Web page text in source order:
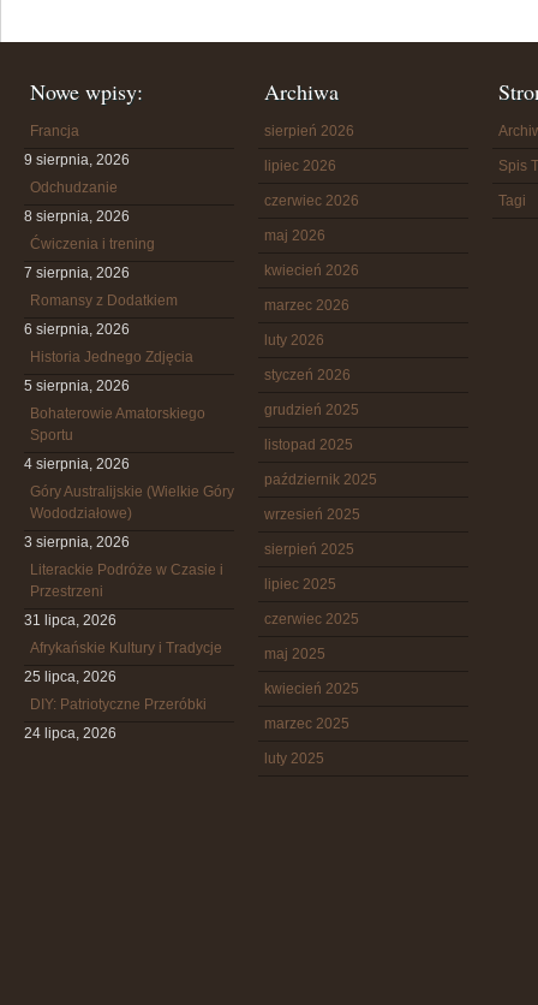
Nowe wpisy:
Francja
9 sierpnia, 2026
Odchudzanie
8 sierpnia, 2026
Ćwiczenia i trening
7 sierpnia, 2026
Romansy z Dodatkiem
6 sierpnia, 2026
Historia Jednego Zdjęcia
5 sierpnia, 2026
Bohaterowie Amatorskiego
Sportu
4 sierpnia, 2026
Góry Australijskie (Wielkie Góry
Wododziałowe)
3 sierpnia, 2026
Literackie Podróże w Czasie i
Przestrzeni
31 lipca, 2026
Afrykańskie Kultury i Tradycje
25 lipca, 2026
DIY: Patriotyczne Przeróbki
24 lipca, 2026
Archiwa
sierpień 2026
lipiec 2026
czerwiec 2026
maj 2026
kwiecień 2026
marzec 2026
luty 2026
styczeń 2026
grudzień 2025
listopad 2025
październik 2025
wrzesień 2025
sierpień 2025
lipiec 2025
czerwiec 2025
maj 2025
kwiecień 2025
marzec 2025
luty 2025
Spis
Tagi